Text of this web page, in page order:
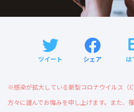
ツイート シェア は
※感染が拡大している新型コロナウイルス（
方々に謹んでお悔みを申し上げます。また、